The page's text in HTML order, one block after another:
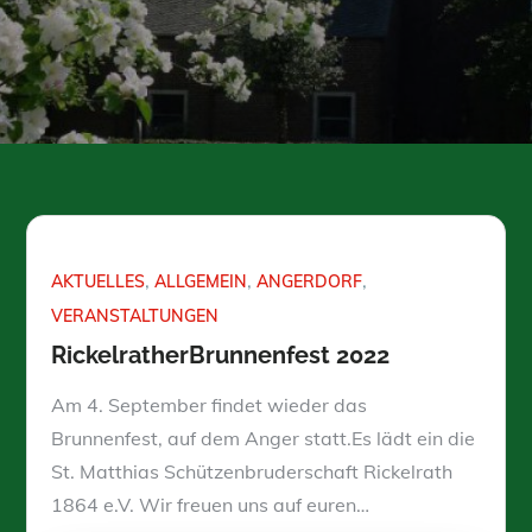
AKTUELLES ALLGEMEIN ANGERDORF
VERANSTALTUNGEN
RickelratherBrunnenfest 2022
Am 4. September findet wieder das
Brunnenfest, auf dem Anger statt.Es lädt ein die
St. Matthias Schützenbruderschaft Rickelrath
1864 e.V. Wir freuen uns auf euren…